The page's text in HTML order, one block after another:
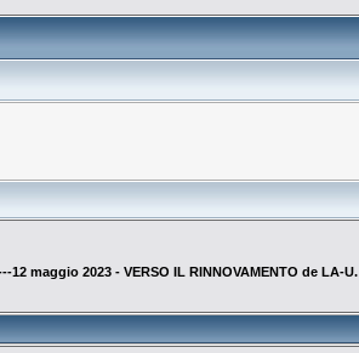
12 maggio 2023 - VERSO IL RINNOVAMENTO de LA-U.